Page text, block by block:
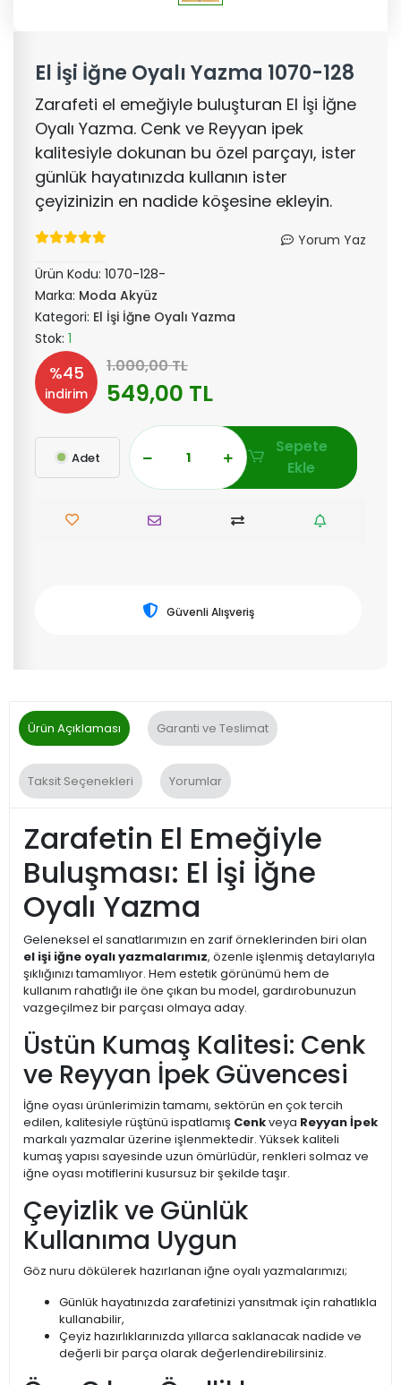
El İşi İğne Oyalı Yazma 1070-128
Zarafeti el emeğiyle buluşturan El İşi İğne
Oyalı Yazma. Cenk ve Reyyan ipek
kalitesiyle dokunan bu özel parçayı, ister
günlük hayatınızda kullanın ister
çeyizinizin en nadide köşesine ekleyin.
Yorum Yaz
Ürün Kodu: 1070-128-
Marka: Moda Akyüz
Kategori: El İşi İğne Oyalı Yazma
Stok: 1
%45
indirim
1.000,00 TL
549,00 TL
Adet
Sepete
Ekle
Güvenli Alışveriş
Ürün Açıklaması Garanti ve Teslimat
Taksit Seçenekleri Yorumlar
Zarafetin El Emeğiyle
Buluşması: El İşi İğne
Oyalı Yazma
Geleneksel el sanatlarımızın en zarif örneklerinden biri olan
el işi iğne oyalı yazmalarımız, özenle işlenmiş detaylarıyla
şıklığınızı tamamlıyor. Hem estetik görünümü hem de
kullanım rahatlığı ile öne çıkan bu model, gardırobunuzun
vazgeçilmez bir parçası olmaya aday.
Üstün Kumaş Kalitesi: Cenk
ve Reyyan İpek Güvencesi
İğne oyası ürünlerimizin tamamı, sektörün en çok tercih
edilen, kalitesiyle rüştünü ispatlamış Cenkveya Reyyan İpek
markalı yazmalar üzerine işlenmektedir. Yüksek kaliteli
kumaş yapısı sayesinde uzun ömürlüdür, renkleri solmaz ve
iğne oyası motiflerini kusursuz bir şekilde taşır.
Çeyizlik ve Günlük
Kullanıma Uygun
Göz nuru dökülerek hazırlanan iğne oyalı yazmalarımızı;
Günlük hayatınızda zarafetinizi yansıtmak için rahatlıkla
kullanabilir,
Çeyiz hazırlıklarınızda yıllarca saklanacak nadide ve
değerli bir parça olarak değerlendirebilirsiniz.